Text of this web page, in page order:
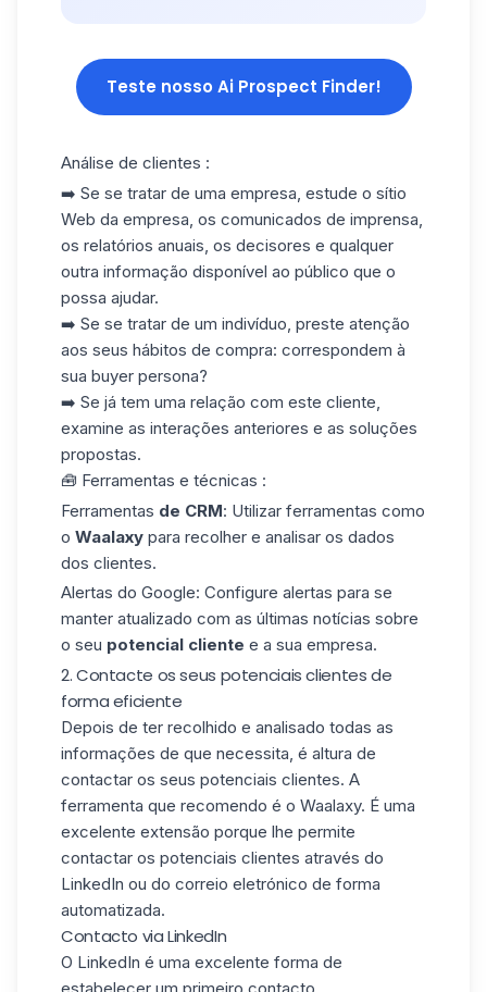
Teste nosso Ai Prospect Finder!
Análise de clientes :
➡️ Se se tratar de uma empresa, estude o sítio
Web da empresa, os comunicados de imprensa,
os relatórios anuais, os decisores e qualquer
outra informação disponível ao público que o
possa ajudar.
➡️ Se se tratar de um indivíduo, preste atenção
aos seus hábitos de compra: correspondem à
sua buyer persona?
➡️ Se já tem uma relação com este cliente,
examine as interações anteriores e as soluções
propostas.
🧰 Ferramentas e técnicas :
Ferramentas de CRM: Utilizar ferramentas como
o Waalaxy para recolher e analisar os dados
dos clientes.
Alertas do Google: Configure alertas para se
manter atualizado com as últimas notícias sobre
o seu potencial cliente e a sua empresa.
2. Contacte os seus potenciais clientes de
forma eficiente
Depois de ter recolhido e analisado todas as
informações de que necessita, é altura de
contactar os seus potenciais clientes. A
ferramenta que recomendo é o Waalaxy. É uma
excelente extensão porque lhe permite
contactar os potenciais clientes através do
LinkedIn ou do correio eletrónico de forma
automatizada.
Contacto via LinkedIn
O LinkedIn é uma excelente forma de